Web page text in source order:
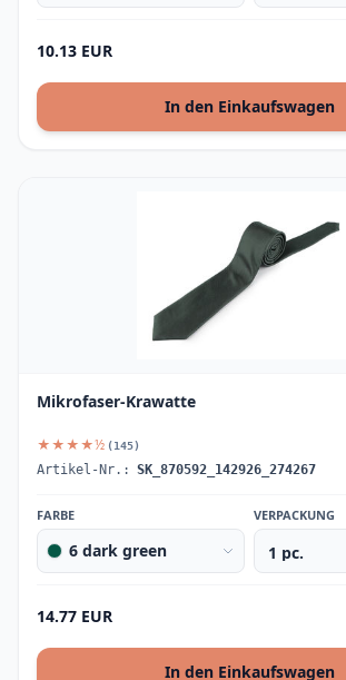
10.13 EUR
In den Einkaufswagen
Mikrofaser-Krawatte
★★★★½ (145)
Artikel-Nr.: SK_870592_142926_274267
FARBE
6 dark green
VERPACKUNG
14.77 EUR
In den Einkaufswagen